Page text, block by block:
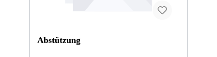
Abstützung